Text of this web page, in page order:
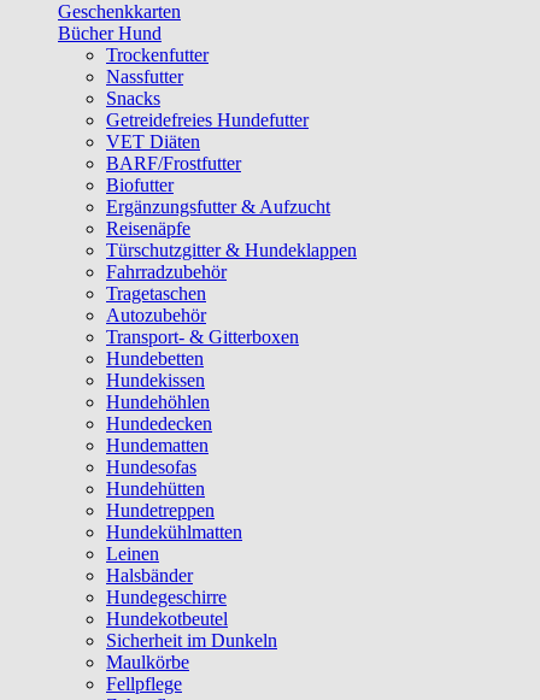
Geschenkkarten
Bücher Hund
Trockenfutter
Nassfutter
Snacks
Getreidefreies Hundefutter
VET Diäten
BARF/Frostfutter
Biofutter
Ergänzungsfutter & Aufzucht
Reisenäpfe
Türschutzgitter & Hundeklappen
Fahrradzubehör
Tragetaschen
Autozubehör
Transport- & Gitterboxen
Hundebetten
Hundekissen
Hundehöhlen
Hundedecken
Hundematten
Hundesofas
Hundehütten
Hundetreppen
Hundekühlmatten
Leinen
Halsbänder
Hundegeschirre
Hundekotbeutel
Sicherheit im Dunkeln
Maulkörbe
Fellpflege